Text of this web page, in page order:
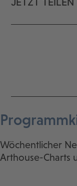
Wöchentlicher
Arthouse-Charts